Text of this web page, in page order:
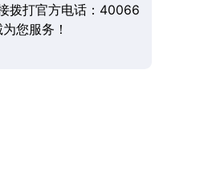
拨打官方电话：40066
您服务！